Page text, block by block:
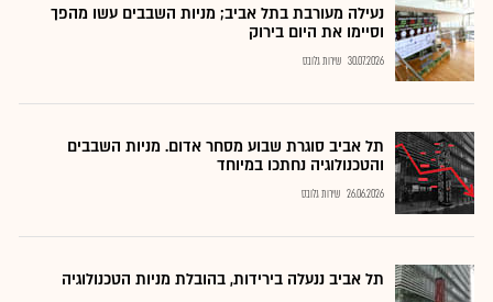
נעילה מעורבת בתל אביב; מניות השבבים עשו מהפך
וסיימו את היום בירוק
30.07.2026 שירות גלובס
תל אביב סוגרת שבוע מסחר אדום. מניות השבבים
והטכנולוגיה נחתכו במיוחד
26.06.2026 שירות גלובס
תל אביב ננעלה בירידות, בהובלת מניות הטכנולוגיה